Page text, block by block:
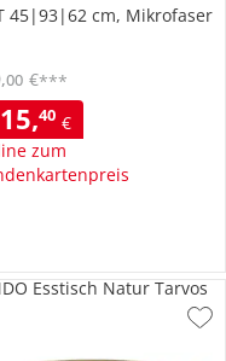
45|93|62 cm, Mikrofaser
,40 €
zum
,00 €***
Esstisch Natur Tarvos